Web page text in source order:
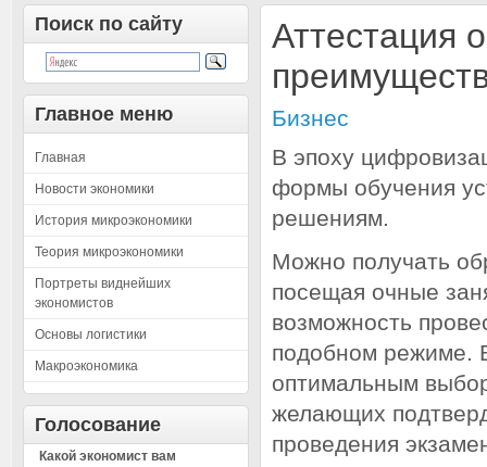
Поиск по сайту
Главное меню
Главная
Новости экономики
История микроэкономики
Теория микроэкономики
Портреты виднейших
экономистов
Основы логистики
Макроэкономика
Голосование
Какой экономист вам
Аттестация
Бизнес
В эпоху
формы обучения
решениям.
Можно получать
посещая очные
возможность
подобном режиме.
оптимальным
желающих
проведения